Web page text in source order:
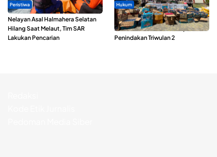
Peristiwa
Nelayan Asal Halmahera Selatan
Hilang Saat Melaut, Tim SAR
Lakukan Pencarian
Hukum
Polda Maluku Utara Musnahkan
Ribuan Liter Miras Hasil Operasi
Penindakan Triwulan 2